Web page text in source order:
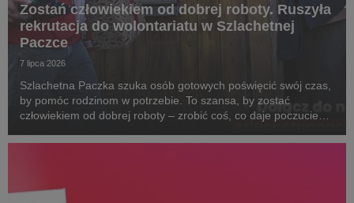
Zostań człowiekiem od dobrej roboty. Ruszyła
rekrutacja do wolontariatu w Szlachetnej
Paczce
7 lipca 2026
Szlachetna Paczka szuka osób gotowych poświęcić swój czas,
by pomóc rodzinom w potrzebie. To szansa, by zostać
człowiekiem od dobrej roboty – zrobić coś, co daje poczucie
potrzebujących. Dołącz do Paczki na www.s...